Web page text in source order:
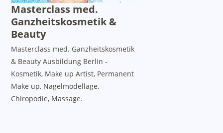
Masterclass med.
Ganzheitskosmetik &
Beauty
Masterclass med. Ganzheitskosmetik
& Beauty Ausbildung Berlin -
Kosmetik, Make up Artist, Permanent
Make up, Nagelmodellage,
Chiropodie, Massage.